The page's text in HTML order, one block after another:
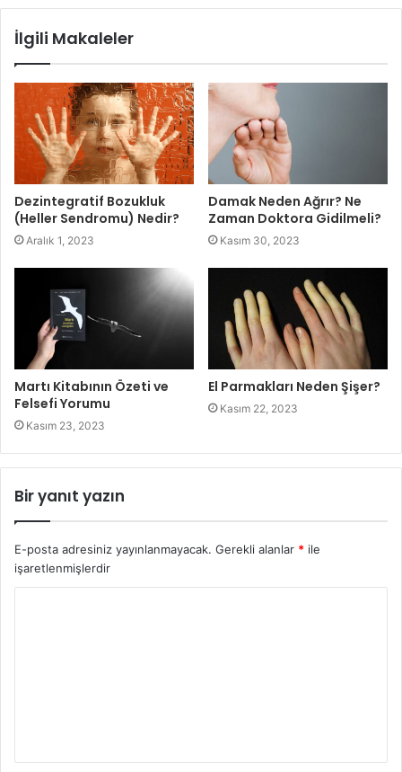
İlgili Makaleler
Dezintegratif Bozukluk
(Heller Sendromu) Nedir?
Aralık 1, 2023
Damak Neden Ağrır? Ne
Zaman Doktora Gidilmeli?
Kasım 30, 2023
Martı Kitabının Özeti ve
Felsefi Yorumu
Kasım 23, 2023
El Parmakları Neden Şişer?
Kasım 22, 2023
Bir yanıt yazın
E-posta adresiniz yayınlanmayacak. Gerekli alanlar * ile
işaretlenmişlerdir